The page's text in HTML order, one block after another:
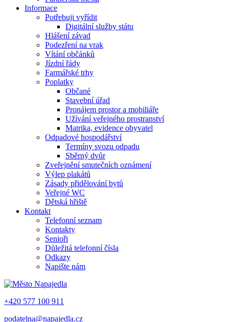
Informace
Potřebuji vyřídit
Digitální služby státu
Hlášení závad
Podezření na vrak
Vítání občánků
Jízdní řády
Farmářské trhy
Poplatky
Občané
Stavební úřad
Pronájem prostor a mobiliáře
Užívání veřejného prostranství
Matrika, evidence obyvatel
Odpadové hospodářství
Termíny svozu odpadu
Sběrný dvůr
Zveřejnění smutečních oznámení
Výlep plakátů
Zásady přidělování bytů
Veřejné WC
Dětská hřiště
Kontakt
Telefonní seznam
Kontakty
Senioři
Důležitá telefonní čísla
Odkazy
Napište nám
+420 577 100 911
podatelna@napajedla.cz